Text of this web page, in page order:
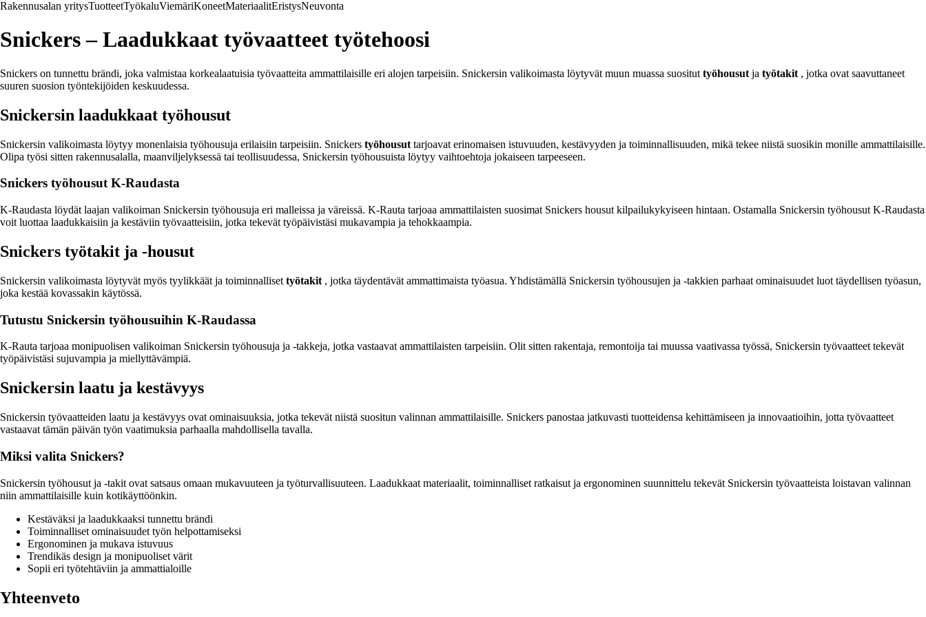
Rakennusalan yritysTuotteetTyökaluViemäriKoneetMateriaalitEristysNeuvonta
Snickers – Laadukkaat työvaatteet työtehoosi
Snickers on tunnettu brändi, joka valmistaa korkealaatuisia työvaatteita ammattilaisille eri alojen tarpeisiin. Snickersin valikoimasta löytyvät muun muassa suositut työhousut ja työtakit , jotka ovat saavuttaneet
suuren suosion työntekijöiden keskuudessa.
Snickersin laadukkaat työhousut
Snickersin valikoimasta löytyy monenlaisia työhousuja erilaisiin tarpeisiin. Snickers työhousut tarjoavat erinomaisen istuvuuden, kestävyyden ja toiminnallisuuden, mikä tekee niistä suosikin monille ammattilaisille.
Olipa työsi sitten rakennusalalla, maanviljelyksessä tai teollisuudessa, Snickersin työhousuista löytyy vaihtoehtoja jokaiseen tarpeeseen.
Snickers työhousut K-Raudasta
K-Raudasta löydät laajan valikoiman Snickersin työhousuja eri malleissa ja väreissä. K-Rauta tarjoaa ammattilaisten suosimat Snickers housut kilpailukykyiseen hintaan. Ostamalla Snickersin työhousut K-Raudasta
voit luottaa laadukkaisiin ja kestäviin työvaatteisiin, jotka tekevät työpäivistäsi mukavampia ja tehokkaampia.
Snickers työtakit ja -housut
Snickersin valikoimasta löytyvät myös tyylikkäät ja toiminnalliset työtakit , jotka täydentävät ammattimaista työasua. Yhdistämällä Snickersin työhousujen ja -takkien parhaat ominaisuudet luot täydellisen työasun,
joka kestää kovassakin käytössä.
Tutustu Snickersin työhousuihin K-Raudassa
K-Rauta tarjoaa monipuolisen valikoiman Snickersin työhousuja ja -takkeja, jotka vastaavat ammattilaisten tarpeisiin. Olit sitten rakentaja, remontoija tai muussa vaativassa työssä, Snickersin työvaatteet tekevät
työpäivistäsi sujuvampia ja miellyttävämpiä.
Snickersin laatu ja kestävyys
Snickersin työvaatteiden laatu ja kestävyys ovat ominaisuuksia, jotka tekevät niistä suositun valinnan ammattilaisille. Snickers panostaa jatkuvasti tuotteidensa kehittämiseen ja innovaatioihin, jotta työvaatteet
vastaavat tämän päivän työn vaatimuksia parhaalla mahdollisella tavalla.
Miksi valita Snickers?
Snickersin työhousut ja -takit ovat satsaus omaan mukavuuteen ja työturvallisuuteen. Laadukkaat materiaalit, toiminnalliset ratkaisut ja ergonominen suunnittelu tekevät Snickersin työvaatteista loistavan valinnan
niin ammattilaisille kuin kotikäyttöönkin.
Kestäväksi ja laadukkaaksi tunnettu brändi
Toiminnalliset ominaisuudet työn helpottamiseksi
Ergonominen ja mukava istuvuus
Trendikäs design ja monipuoliset värit
Sopii eri työtehtäviin ja ammattialoille
Yhteenveto